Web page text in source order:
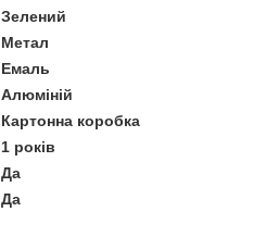
Зелений
Метал
Емаль
Алюміній
Картонна коробка
1 років
Да
Да